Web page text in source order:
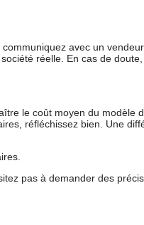
avec un
réelle. En cas de
le coût moyen du modèle
réfléchissez bien. Une
pas à demander des